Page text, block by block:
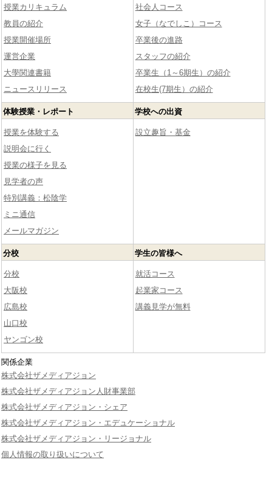
授業カリキュラム
教員の紹介
授業開催場所
運営企業
大學関連書籍
ニュースリリース
社会人コース
女子（なでしこ）コース
卒業後の進路
スタッフの紹介
卒業生（1～6期生）の紹介
在校生(7期生）の紹介
体験授業・レポート
授業を体験する
説明会に行く
授業の様子を見る
見学者の声
特別講義：松陰学
ミニ通信
メールマガジン
学校への出資
設立趣旨・基金
分校
分校
大阪校
広島校
山口校
ヤンゴン校
学生の皆様へ
就活コース
起業家コース
講義見学が無料
関係企業
株式会社ザメディアジョン
株式会社ザメディアジョン人財事業部
株式会社ザメディアジョン・シェア
株式会社ザメディアジョン・エデュケーショナル
株式会社ザメディアジョン・リージョナル
個人情報の取り扱いについて